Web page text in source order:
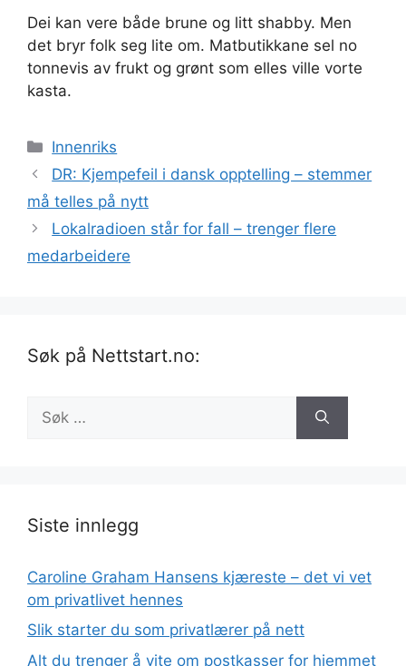
Dei kan vere både brune og litt shabby. Men
det bryr folk seg lite om. Matbutikkane sel no
tonnevis av frukt og grønt som elles ville vorte
kasta.
Kategorier
Innenriks
DR: Kjempefeil i dansk opptelling – stemmer
må telles på nytt
Lokalradioen står for fall – trenger flere
medarbeidere
Søk på Nettstart.no:
etter:
Siste innlegg
Caroline Graham Hansens kjæreste – det vi vet
om privatlivet hennes
Slik starter du som privatlærer på nett
Alt du trenger å vite om postkasser for hjemmet